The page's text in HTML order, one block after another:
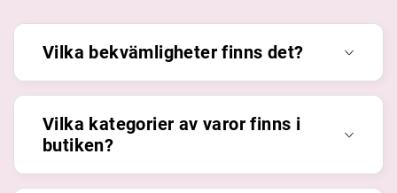
Vilka bekvämligheter finns det?
Vilka kategorier av varor finns i
butiken?